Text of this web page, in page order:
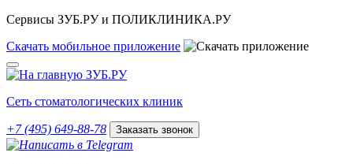
Сервисы ЗУБ.РУ и ПОЛИКЛИНИКА.РУ
Скачать мобильное приложение
Сеть стоматологических клиник
+7 (495) 649-88-78 Заказать звонок